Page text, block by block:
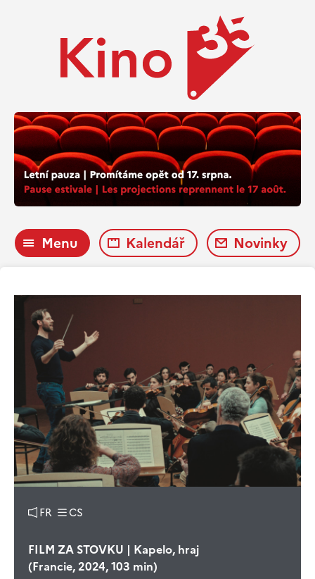
Menu Kalendář Novinky
FR CS
FILM ZA STOVKU | Kapelo, hraj
(Francie, 2024, 103 min)